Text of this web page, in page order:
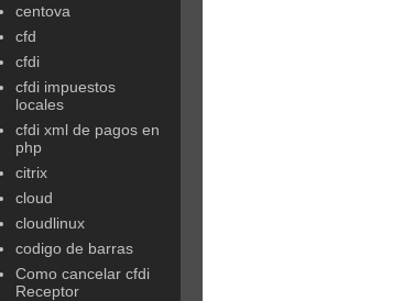
centova
cfd
cfdi
cfdi impuestos
locales
cfdi xml de pagos en
php
citrix
cloud
cloudlinux
codigo de barras
Como cancelar cfdi
Receptor